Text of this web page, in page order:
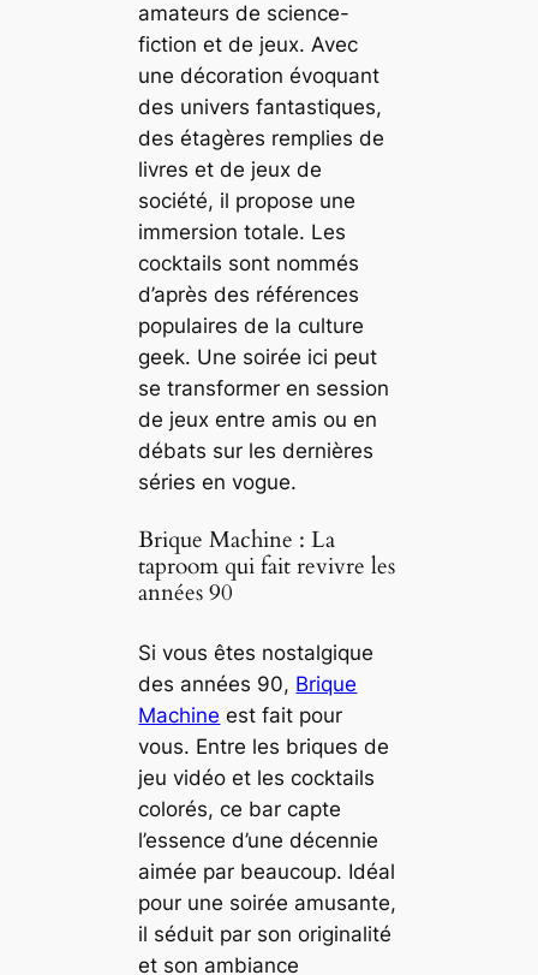
amateurs de science-
fiction et de jeux. Avec
une décoration évoquant
des univers fantastiques,
des étagères remplies de
livres et de jeux de
société, il propose une
immersion totale. Les
cocktails sont nommés
d’après des références
populaires de la culture
geek. Une soirée ici peut
se transformer en session
de jeux entre amis ou en
débats sur les dernières
séries en vogue.
Brique Machine : La
taproom qui fait revivre les
années 90
Si vous êtes nostalgique
des années 90, Brique
Machine est fait pour
vous. Entre les briques de
jeu vidéo et les cocktails
colorés, ce bar capte
l’essence d’une décennie
aimée par beaucoup. Idéal
pour une soirée amusante,
il séduit par son originalité
et son ambiance